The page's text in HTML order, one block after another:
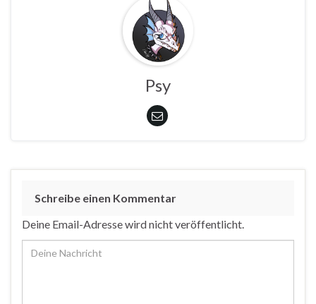
Psy
Schreibe einen Kommentar
Deine Email-Adresse wird nicht veröffentlicht.